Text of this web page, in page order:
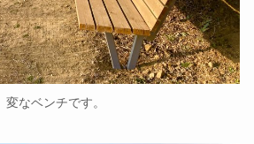
変なベンチです。